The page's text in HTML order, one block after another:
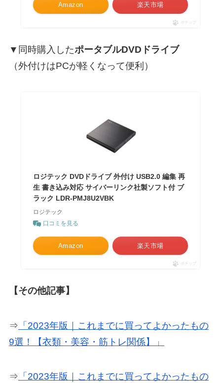
Amazon 楽天市場
ポチップ
▼同時購入したポータブルDVDドライブ
（外付けはPCが軽くなって便利）
ロジテック DVDドライブ 外付け USB2.0 編集 再
生 書き込み対応 サイバーリンク社製ソフト付 ブ
ラック LDR-PMJ8U2VBK
ロジテック
口コミを見る
Amazon 楽天市場
ポチップ
【その他記事】
⇒ 「2023年版｜これまでに買ってよかったもの
9選！【衣類・美容・筋トレ関係】」
⇒ 「2023年版｜これまでに買ってよかったもの